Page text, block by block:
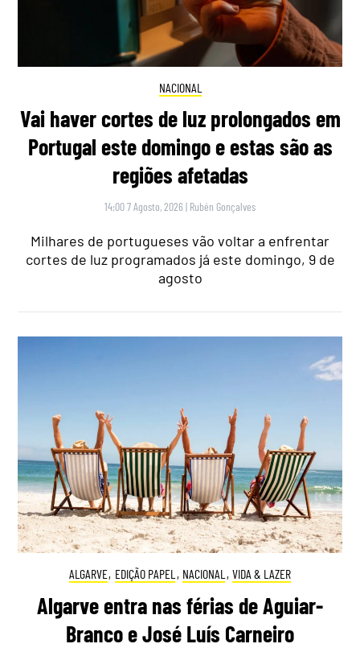
NACIONAL
Vai haver cortes de luz prolongados em
Portugal este domingo e estas são as
regiões afetadas
14:00 7 Agosto, 2026 | Rubén Gonçalves
Milhares de portugueses vão voltar a enfrentar
cortes de luz programados já este domingo, 9 de
agosto
ALGARVE, EDIÇÃO PAPEL , NACIONAL , VIDA & LAZER
Algarve entra nas férias de Aguiar-
Branco e José Luís Carneiro